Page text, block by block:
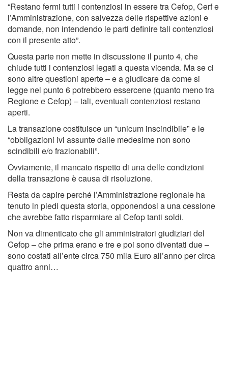
“Restano fermi tutti i contenziosi in essere tra Cefop, Cerf e
l’Amministrazione, con salvezza delle rispettive azioni e
domande, non intendendo le parti definire tali contenziosi
con il presente atto”.
Questa parte non mette in discussione il punto 4, che
chiude tutti i contenziosi legati a questa vicenda. Ma se ci
sono altre questioni aperte – e a giudicare da come si
legge nel punto 6 potrebbero essercene (quanto meno tra
Regione e Cefop) – tali, eventuali contenziosi restano
aperti.
La transazione costituisce un “unicum inscindibile” e le
“obbligazioni ivi assunte dalle medesime non sono
scindibili e/o frazionabili”.
Ovviamente, il mancato rispetto di una delle condizioni
della transazione è causa di risoluzione.
Resta da capire perché l’Amministrazione regionale ha
tenuto in piedi questa storia, opponendosi a una cessione
che avrebbe fatto risparmiare al Cefop tanti soldi.
Non va dimenticato che gli amministratori giudiziari del
Cefop – che prima erano e tre e poi sono diventati due –
sono costati all’ente circa 750 mila Euro all’anno per circa
quattro anni…